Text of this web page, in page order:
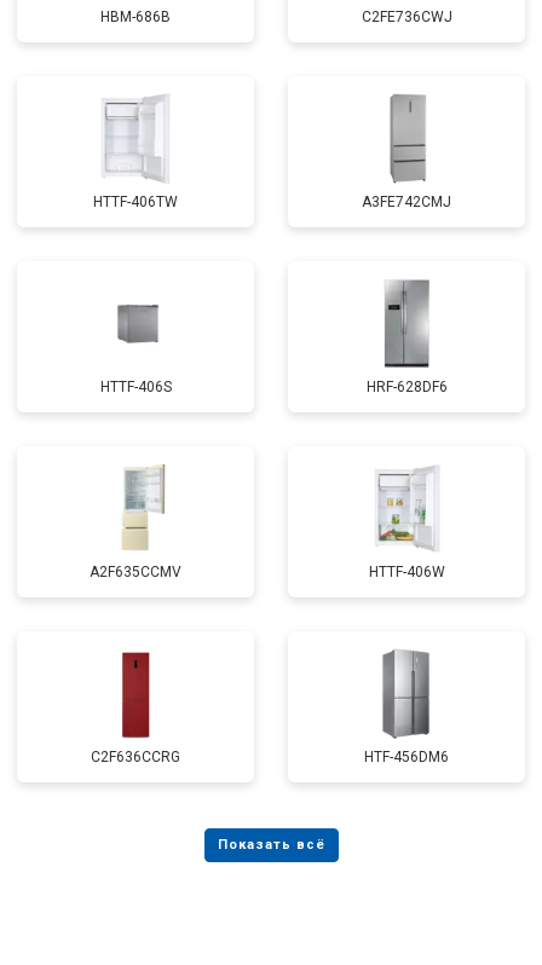
HBM-686B C2FE736CWJ
HTTF-406TW A3FE742CMJ
HTTF-406S HRF-628DF6
A2F635CCMV HTTF-406W
C2F636CCRG HTF-456DM6